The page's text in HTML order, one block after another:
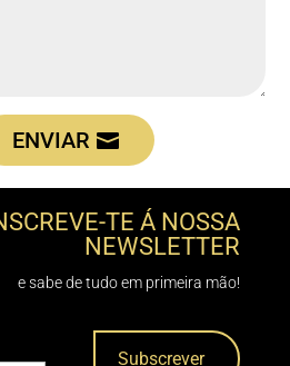
ENVIAR
TE Á NOSSA
NEWSLETTER
e sabe de tudo em primeira mão!